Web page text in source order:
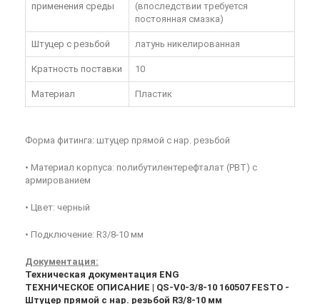
применения среды
(впоследствии требуется
постоянная смазка)
Штуцер с резьбой латунь никелированная
Кратность поставки 10
Материал Пластик
Форма фитинга: штуцер прямой с нар. резьбой
• Материал корпуса: полибутилентерефталат (PBT) с
армированием
• Цвет: черный
• Подключение: R3/8-10 мм
Документация:
Техническая документация ENG
ТЕХНИЧЕСКОЕ ОПИСАНИЕ | QS-V0-3/8-10 160507 FESTO -
Штуцер прямой с нар. резьбой R3/8-10 мм